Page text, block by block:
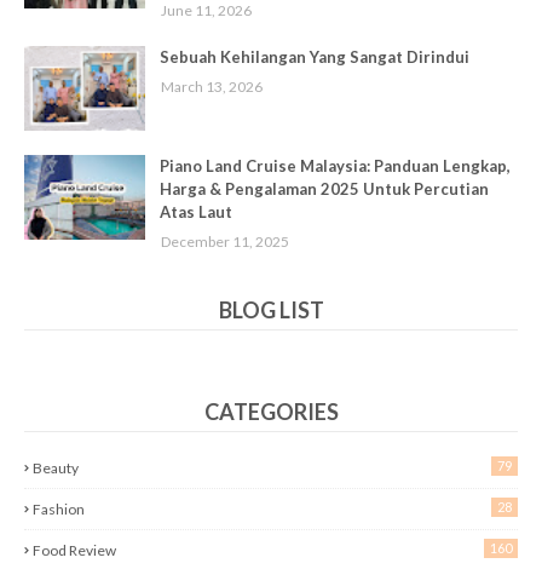
June 11, 2026
Sebuah Kehilangan Yang Sangat Dirindui
March 13, 2026
Piano Land Cruise Malaysia: Panduan Lengkap,
Harga & Pengalaman 2025 Untuk Percutian
Atas Laut
December 11, 2025
BLOG LIST
CATEGORIES
Beauty 79
Fashion 28
Food Review 160